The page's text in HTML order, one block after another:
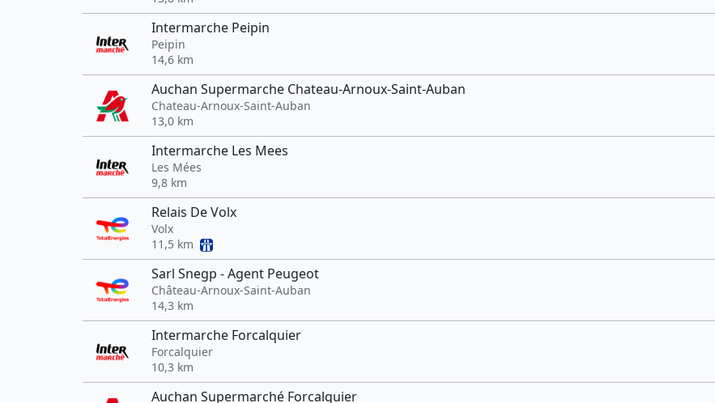
Intermarche Peipin
Peipin
14,6 km
Auchan Supermarche Chateau-Arnoux-Saint-Auban
Chateau-Arnoux-Saint-Auban
13,0 km
Intermarche Les Mees
Les Mées
9,8 km
Relais De Volx
Volx
11,5 km
Sarl Snegp - Agent Peugeot
Château-Arnoux-Saint-Auban
14,3 km
Intermarche Forcalquier
Forcalquier
10,3 km
Auchan Supermarché Forcalquier